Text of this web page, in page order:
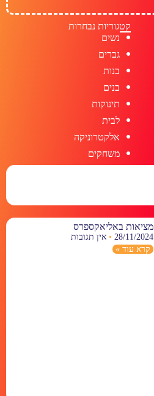
קטגוריות נבחרות
נשים
גברים
בנות
בנים
תינוקות
לבית
אלקטרוניקה
משחקים
מציאות באליאקספרס
28/11/2024
אין תגובות
קרא עוד »